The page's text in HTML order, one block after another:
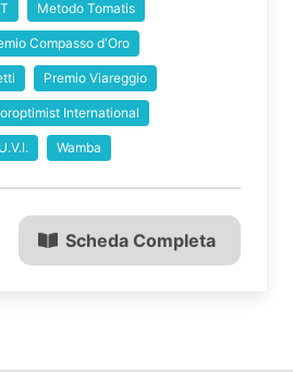
Metodo Tomatis
Compasso d'Oro
Premio Viareggio
International
U.V.I. Wamba
Scheda Completa